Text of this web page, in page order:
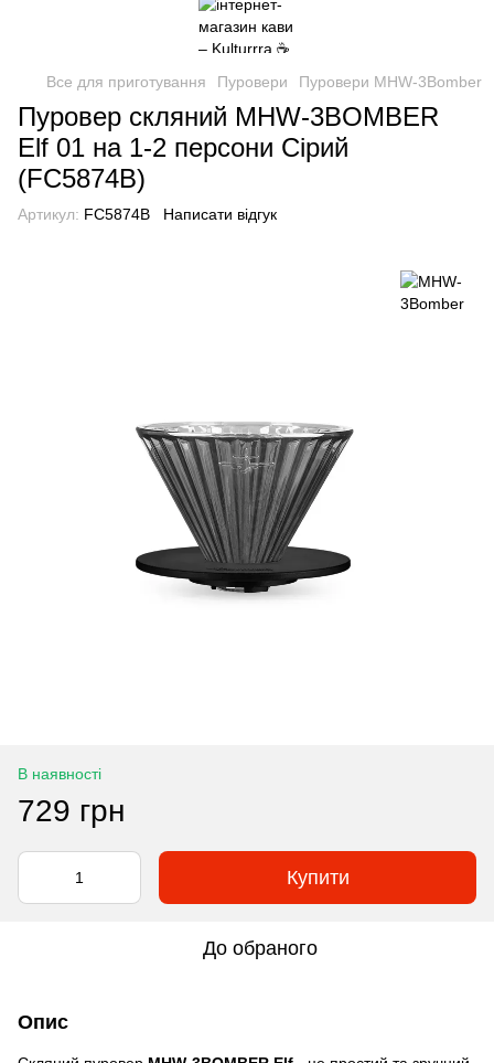
Все для приготування Пуровери Пуровери MHW-3Bomber
Пуровер скляний MHW-3BOMBER
Elf 01 на 1-2 персони Сірий
(FC5874B)
Артикул: FC5874B Написати відгук
В наявності
729 грн
Купити
До обраного
Опис